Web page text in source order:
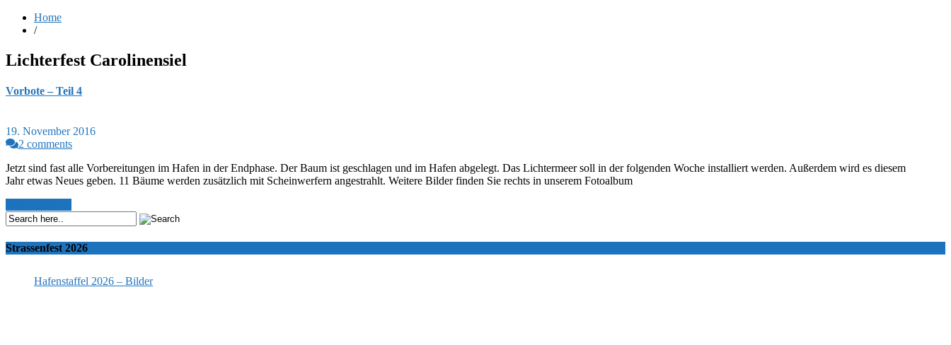
Home
/
Lichterfest Carolinensiel
Vorbote – Teil 4
19. November 2016
2 comments
Jetzt sind fast alle Vorbereitungen im Hafen in der Endphase. Der Baum ist geschlagen und im Hafen abgelegt. Das Lichtermeer soll in der folgenden Woche installiert werden. Außerdem wird es diesem
Jahr etwas Neues geben. 11 Bäume werden zusätzlich mit Scheinwerfern angestrahlt. Weitere Bilder finden Sie rechts in unserem Fotoalbum
Strassenfest 2026
Hafenstaffel 2026 – Bilder